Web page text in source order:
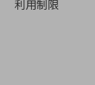
利用制限